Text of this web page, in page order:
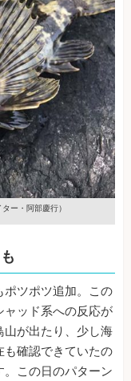
ター・阿部慶行）
ポツポツ追加。この
ャッド系への反応が
山が出たり、少し海
も確認できていたの
この日のパターン